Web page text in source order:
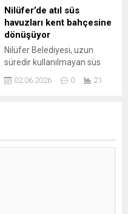
Belediyesi’nin ev
sahipliğinde Osmangazi
Meydanı’nda Bursalıları
ağırlayan Yeni Yıl Festivali,
ilgi gören anlara kapılarını
aralamaya devam ediyor.
Festivalin...
Nilüfer’de atıl süs
havuzları kent bahçesine
dönüşüyor
Nilüfer Belediyesi, uzun
süredir kullanılmayan süs
havuzlarını çiçek ve bitkilerle
yeniden hayat bulacak kent
02.06.2026 0 21